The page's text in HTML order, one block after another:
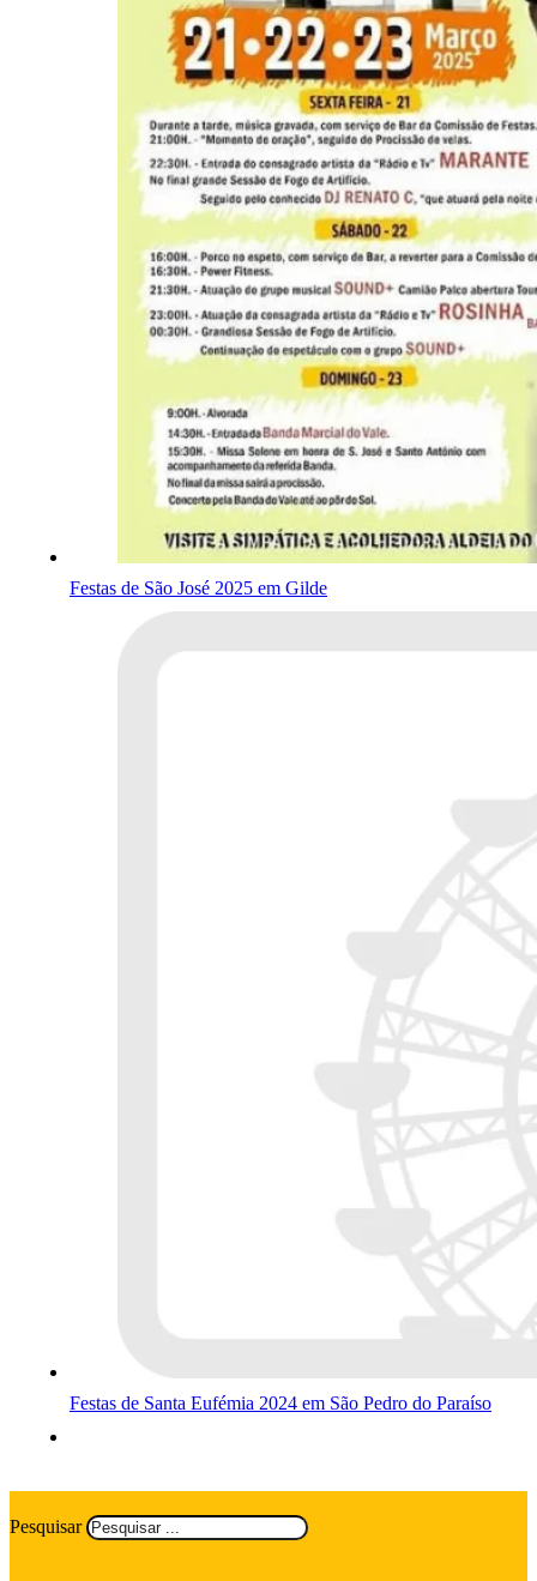
Festas de São José 2025 em Gilde
Festas de Santa Eufémia 2024 em São Pedro do Paraíso
Pesquisar